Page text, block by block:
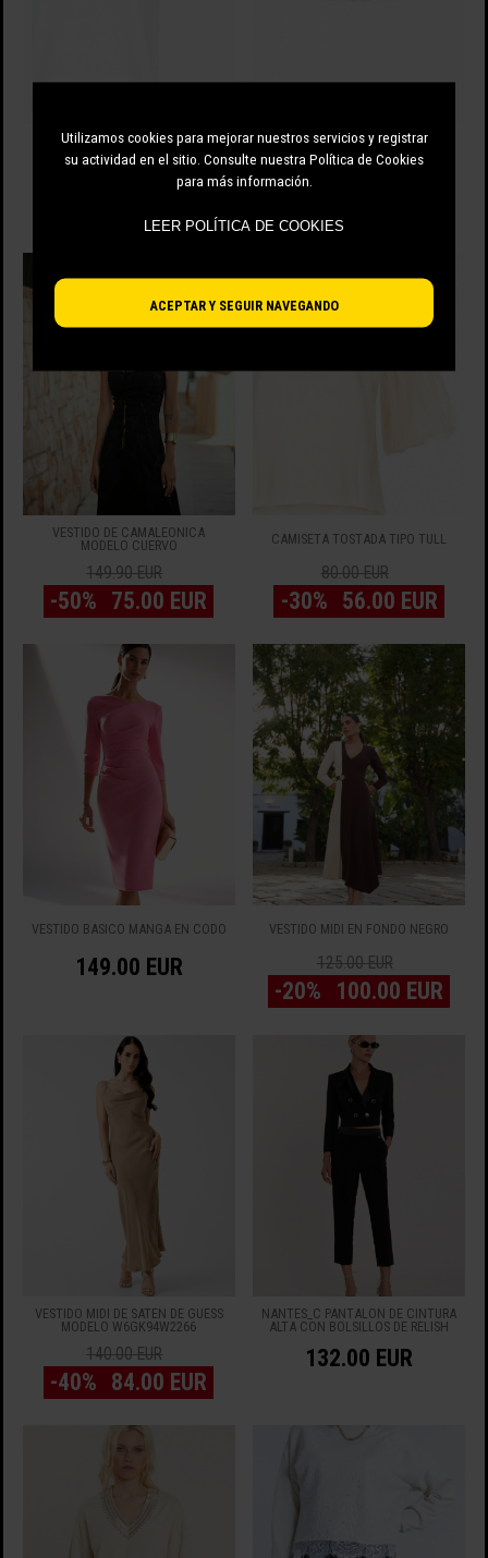
Utilizamos cookies para mejorar nuestros servicios y registrar
su actividad en el sitio. Consulte nuestra Política de Cookies
para más información.
ACEPTAR Y SEGUIR NAVEGANDO
CAMISETA CON BAJO DE
PUNTILLAS
CAMISETA CON BAJO DE ROSAS
VESTIDO DE CAMALEÓNICA
MODELO CUERVO
149.90 EUR
-50% 75.00 EUR
CAMISETA TOSTADA TIPO TULL
80.00 EUR
-30% 56.00 EUR
VESTIDO BASICO MANGA EN CODO
149.00 EUR
VESTIDO MIDI EN FONDO NEGRO
125.00 EUR
-20% 100.00 EUR
VESTIDO MIDI DE SATÉN DE GUESS
MODELO W6GK94W2266
140.00 EUR
-40% 84.00 EUR
NANTES_C PANTALÓN DE CINTURA
ALTA CON BOLSILLOS DE RELISH
132.00 EUR
LEER POLÍTICA DE COOKIES